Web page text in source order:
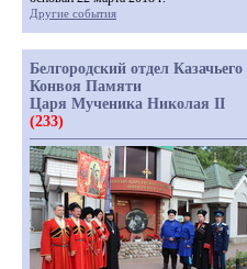
Другие события
Белгородский отдел Казачьего
Конвоя Памяти
Царя Мученика Николая II
(233)